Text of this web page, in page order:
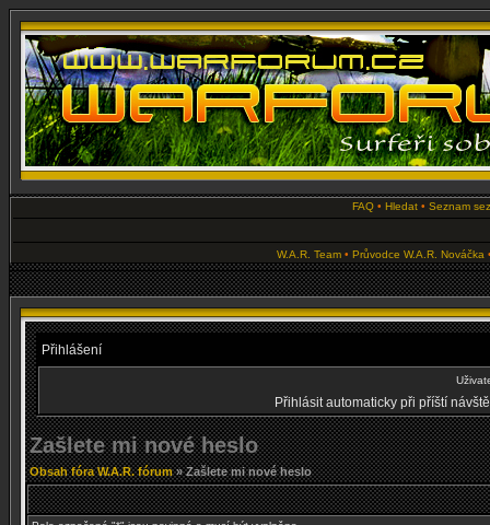
FAQ • Hledat • Seznam
W.A.R. Team• Průvodce W.A.R. Nováčka
Přihlášení
Přihlásit automaticky při příští
Zašlete mi nové heslo
Obsah fóra W.A.R. fórum» Zašlete mi nové heslo